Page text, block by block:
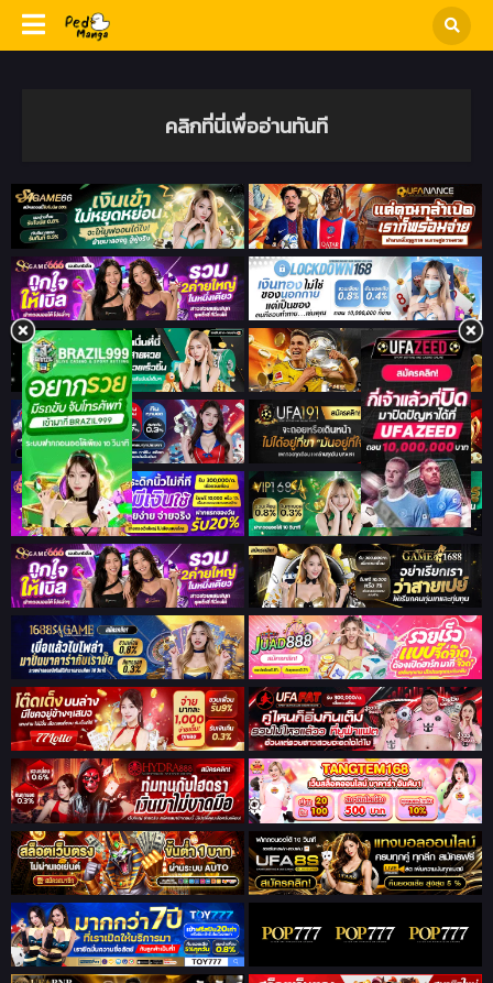
คลิกที่นี่เพื่ออ่านทันที